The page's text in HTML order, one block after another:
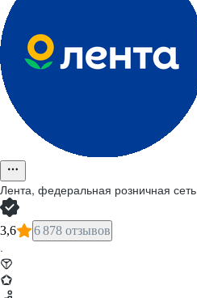
Лента, федеральная розничная сеть
3,6 6 878 отзывов
·